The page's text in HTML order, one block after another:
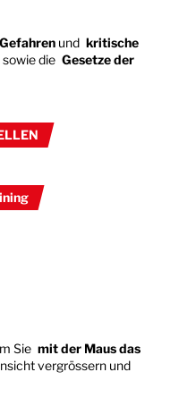
und kritische
sowie die Gesetze der
Sie mit der Maus das
vergrössern und